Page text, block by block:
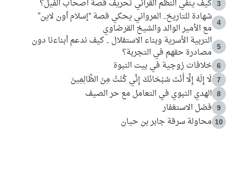
3 كيف ينفي النظم القرآني تحريف قصة أصحاب الفيل؟
4
شهادة للتاريخ.. المرواني يحكي قصة “إسلام أون لاين”
مع الأمير الوالد والشيخ القرضاوي
5
التربية الأسرية وبناء الاستقلال .. كيف ندعم أبناءنا دون
مصادرة حقهم في التجربة؟
6 خلافات زوجية في بيت النبوة
7 لَا إِلَهَ إِلَّا أَنْتَ سُبْحَانَكَ إِنِّي كُنْتُ مِنَ الظَّالِمِينَ
8 الهدي النبوي في التعامل مع حر الصيف
9 فضل الاستغفار
10 محاولة سرقة جابر بن حيان